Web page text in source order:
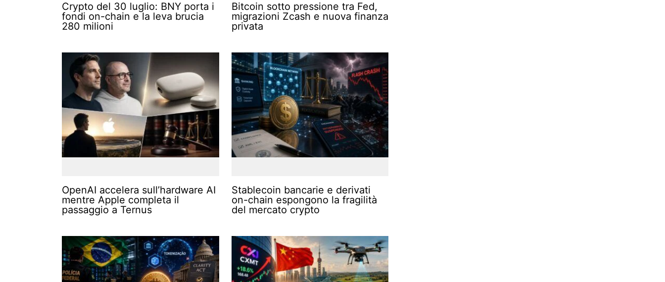
Crypto del 30 luglio: BNY porta i
fondi on-chain e la leva brucia
280 milioni
Bitcoin sotto pressione tra Fed,
migrazioni Zcash e nuova finanza
privata
OpenAI accelera sull’hardware AI
mentre Apple completa il
passaggio a Ternus
Stablecoin bancarie e derivati
on-chain espongono la fragilità
del mercato crypto